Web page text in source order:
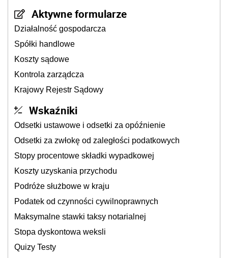
Aktywne formularze
Działalność gospodarcza
Spółki handlowe
Koszty sądowe
Kontrola zarządcza
Krajowy Rejestr Sądowy
Wskaźniki
Odsetki ustawowe i odsetki za opóźnienie
Odsetki za zwłokę od zaległości podatkowych
Stopy procentowe składki wypadkowej
Koszty uzyskania przychodu
Podróże służbowe w kraju
Podatek od czynności cywilnoprawnych
Maksymalne stawki taksy notarialnej
Stopa dyskontowa weksli
Quizy Testy